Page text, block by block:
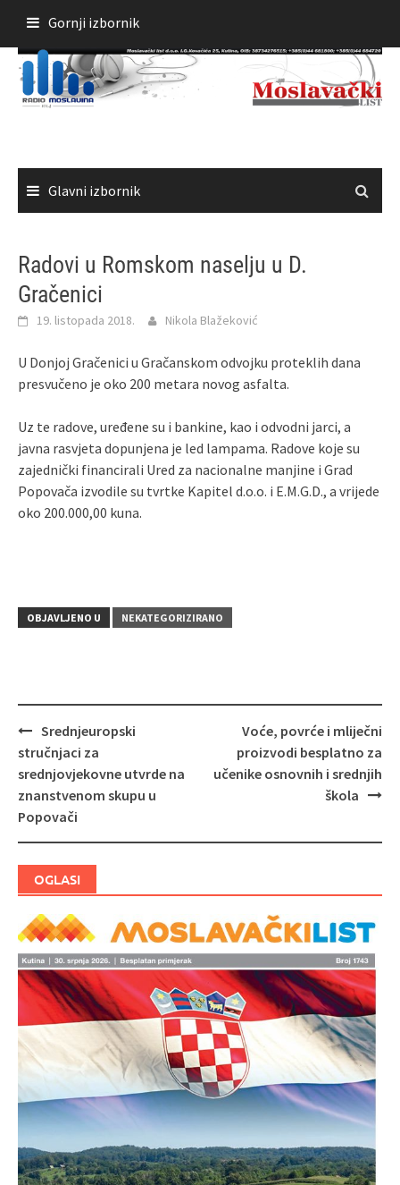
sadržaja
Gornji izbornik
Glavni izbornik
Radovi u Romskom naselju u D.
Gračenici
19. listopada 2018. Nikola Blažeković
U Donjoj Gračenici u Gračanskom odvojku proteklih dana
presvučeno je oko 200 metara novog asfalta.
Uz te radove, uređene su i bankine, kao i odvodni jarci, a
javna rasvjeta dopunjena je led lampama. Radove koje su
zajednički financirali Ured za nacionalne manjine i Grad
Popovača izvodile su tvrtke Kapitel d.o.o. i E.M.G.D., a vrijede
oko 200.000,00 kuna.
OBJAVLJENO U NEKATEGORIZIRANO
Navigacija
objava
Srednjeuropski
stručnjaci za
srednjovjekovne utvrde na
znanstvenom skupu u
Popovači
Voće, povrće i mliječni
proizvodi besplatno za
učenike osnovnih i srednjih
škola
OGLASI